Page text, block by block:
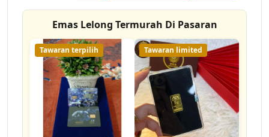
Emas Lelong Termurah Di Pasaran
Tawaran terpilih Tawaran limited